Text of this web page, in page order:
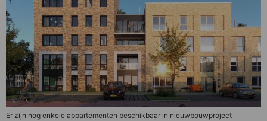
Er zijn nog enkele appartementen beschikbaar in nieuwbouwproject